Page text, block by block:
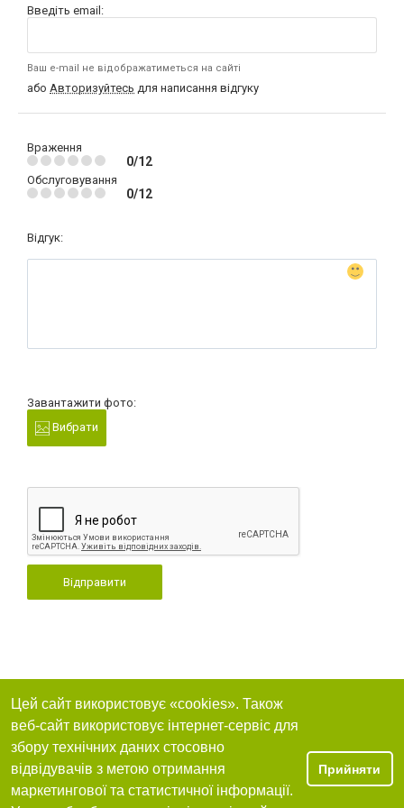
Введіть email:
Ваш e-mail не відображатиметься на сайті
або Авторизуйтесь для написання відгуку
Враження
0/12
Обслуговування
0/12
Відгук:
Завантажити фото:
Вибрати
Відправити
Цей сайт використовує «cookies». Також
веб-сайт використовує інтернет-сервіс для
збору технічних даних стосовно
відвідувачів з метою отримання
маркетингової та статистичної інформації.
Прийняти